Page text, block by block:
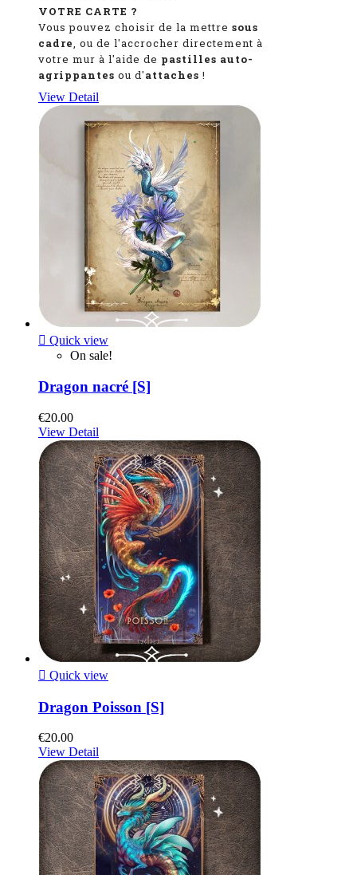
VOTRE CARTE ?
Vous pouvez choisir de la mettre sous
cadre, ou de l'accrocher directement à
votre mur à l'aide de pastilles auto-
agrippantes ou d'attaches !
View Detail
 Quick view
On sale!
Dragon nacré [S]
€20.00
View Detail
 Quick view
Dragon Poisson [S]
€20.00
View Detail